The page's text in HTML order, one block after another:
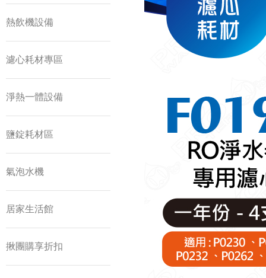
熱飲機設備
濾心耗材專區
淨熱一體設備
鹽錠耗材區
氣泡水機
居家生活館
揪團購享折扣